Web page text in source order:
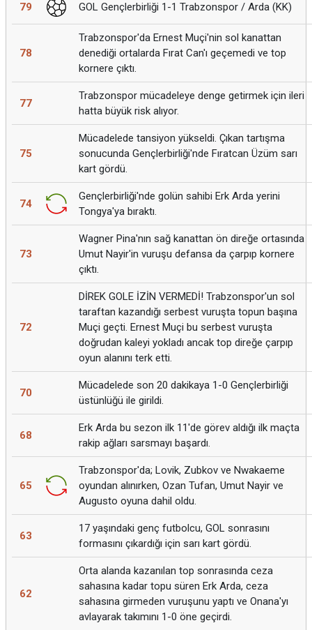
79 GOL Gençlerbirliği 1-1 Trabzonspor / Arda (KK)
78
Trabzonspor'da Ernest Muçi'nin sol kanattan
denediği ortalarda Fırat Can'ı geçemedi ve top
kornere çıktı.
77
Trabzonspor mücadeleye denge getirmek için ileri
hatta büyük risk alıyor.
75
Mücadelede tansiyon yükseldi. Çıkan tartışma
sonucunda Gençlerbirliği'nde Fıratcan Üzüm sarı
kart gördü.
74
Gençlerbirliği'nde golün sahibi Erk Arda yerini
Tongya'ya bıraktı.
73
Wagner Pina'nın sağ kanattan ön direğe ortasında
Umut Nayir'in vuruşu defansa da çarpıp kornere
çıktı.
72
DİREK GOLE İZİN VERMEDİ! Trabzonspor'un sol
taraftan kazandığı serbest vuruşta topun başına
Muçi geçti. Ernest Muçi bu serbest vuruşta
doğrudan kaleyi yokladı ancak top direğe çarpıp
oyun alanını terk etti.
70
Mücadelede son 20 dakikaya 1-0 Gençlerbirliği
üstünlüğü ile girildi.
68
Erk Arda bu sezon ilk 11'de görev aldığı ilk maçta
rakip ağları sarsmayı başardı.
65
Trabzonspor'da; Lovik, Zubkov ve Nwakaeme
oyundan alınırken, Ozan Tufan, Umut Nayir ve
Augusto oyuna dahil oldu.
63
17 yaşındaki genç futbolcu, GOL sonrasını
formasını çıkardığı için sarı kart gördü.
62
Orta alanda kazanılan top sonrasında ceza
sahasına kadar topu süren Erk Arda, ceza
sahasına girmeden vuruşunu yaptı ve Onana'yı
avlayarak takımını 1-0 öne geçirdi.